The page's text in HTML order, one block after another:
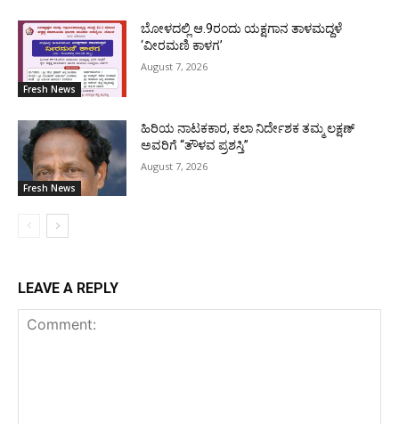
Fresh News
ಬೋಳದಲ್ಲಿ ಆ.9ರಂದು ಯಕ್ಷಗಾನ ತಾಳಮದ್ದಳೆ
‘ವೀರಮಣಿ ಕಾಳಗ’
August 7, 2026
Fresh News
ಹಿರಿಯ ನಾಟಕಕಾರ, ಕಲಾ ನಿರ್ದೇಶಕ ತಮ್ಮ ಲಕ್ಷಣ್
ಅವರಿಗೆ “ತೌಳವ ಪ್ರಶಸ್ತಿ”
August 7, 2026
LEAVE A REPLY